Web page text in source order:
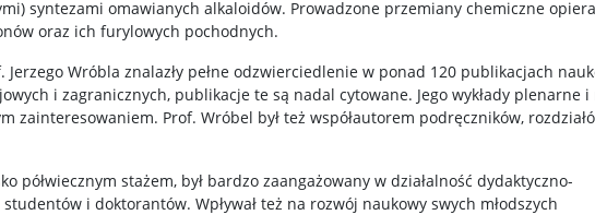
syntezami omawianych alkaloidów. Prowadzone przemiany chemiczne
oraz ich furylowych pochodnych.
Wróbla znalazły pełne odzwierciedlenie w ponad 120 publikacjach
i zagranicznych, publikacje te są nadal cytowane. Jego wykłady plenarne i
zainteresowaniem. Prof. Wróbel był też współautorem podręczników,
półwiecznym stażem, był bardzo zaangażowany w działalność dydaktyczno-
i doktorantów. Wpływał też na rozwój naukowy swych młodszych